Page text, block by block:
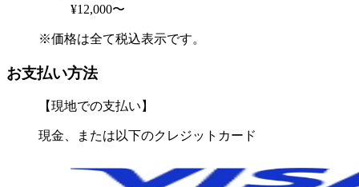
¥12,000〜
※価格は全て税込表示です。
お支払い方法
【現地での支払い】
現金、または以下のクレジットカード